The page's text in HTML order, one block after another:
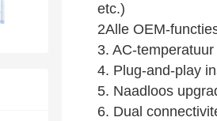
etc.)
2Alle OEM-
3. AC-
4. Plug-and-play
5. Naadloos
6. Dual